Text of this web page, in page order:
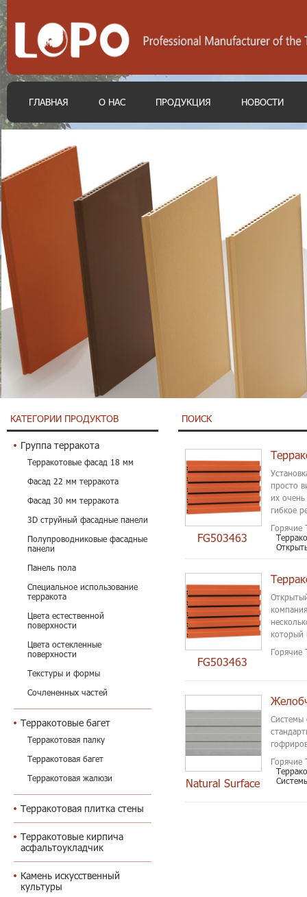
ГЛАВНАЯ О НАС ПРОДУКЦИЯ НОВОСТИ
КАТЕГОРИИ ПРОДУКТОВ
Группа терракота
Терракотовые фасад 18 мм
Фасад 22 мм терракота
Фасад 30 мм терракота
3D струйный фасадные панели
Полупроводниковые фасадные
панели
Панель пола
Специальное использование
терракота
Цвета естественной
поверхности
Цвета остекленные
поверхности
Текстуры и формы
Сочлененных частей
Терракотовые багет
Терракотовая палку
Терракотовая багет
Терракотовая жалюзи
Терракотовая плитка стены
Терракотовые кирпича
асфальтоукладчик
Камень искусственный
культуры
ПОИСК
FG503463
просто
их
гибкое
Горячие
FG503463
который
Горячие
Natural Surface
Системы
Горячие